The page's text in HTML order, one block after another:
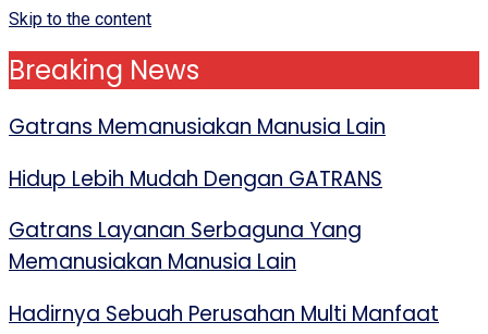
Skip to the content
Breaking News
Gatrans Memanusiakan Manusia Lain
Hidup Lebih Mudah Dengan GATRANS
Gatrans Layanan Serbaguna Yang
Memanusiakan Manusia Lain
Hadirnya Sebuah Perusahan Multi Manfaat